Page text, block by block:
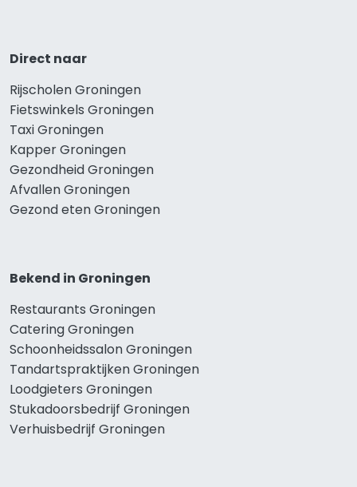
Direct naar
Rijscholen Groningen
Fietswinkels Groningen
Taxi Groningen
Kapper Groningen
Gezondheid Groningen
Afvallen Groningen
Gezond eten Groningen
Bekend in Groningen
Restaurants Groningen
Catering Groningen
Schoonheidssalon Groningen
Tandartspraktijken Groningen
Loodgieters Groningen
Stukadoorsbedrijf Groningen
Verhuisbedrijf Groningen